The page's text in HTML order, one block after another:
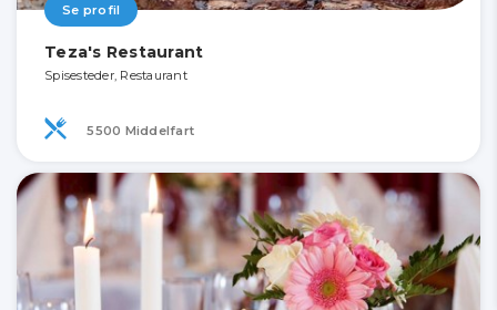
Se profil
Teza's Restaurant
Spisesteder, Restaurant
5500 Middelfart